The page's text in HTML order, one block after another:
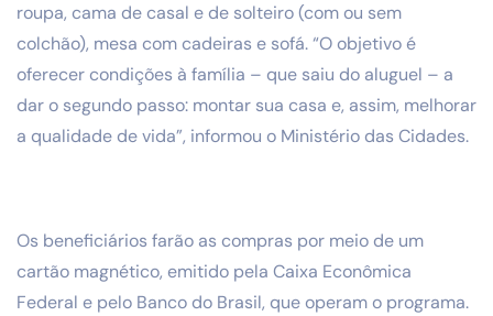
roupa, cama de casal e de solteiro (com ou sem
colchão), mesa com cadeiras e sofá. “O objetivo é
oferecer condições à família – que saiu do aluguel – a
dar o segundo passo: montar sua casa e, assim, melhorar
a qualidade de vida”, informou o Ministério das Cidades.
Os beneficiários farão as compras por meio de um
cartão magnético, emitido pela Caixa Econômica
Federal e pelo Banco do Brasil, que operam o programa.